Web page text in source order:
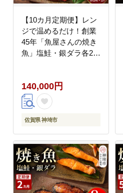
【10カ月定期便】レン
ジで温めるだけ！創業
45年「魚屋さんの焼き
魚」塩鮭・銀ダラ各2枚
ン ふるさと納税】
(H032116)
140,000円
佐賀県 神埼市